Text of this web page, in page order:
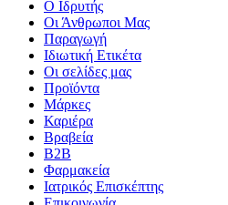
Ο Ιδρυτής
Οι Άνθρωποι Μας
Παραγωγή
Ιδιωτική Ετικέτα
Οι σελίδες μας
Προϊόντα
Μάρκες
Καριέρα
Βραβεία
B2B
Φαρμακεία
Ιατρικός Επισκέπτης